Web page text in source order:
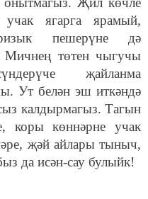
учак ягарга ярамый,
ризык пешерүне дә
Мичнең төтен чыгучы
җайланма
Ут белән эш иткәндә
калдырмагыз. Тагын
коры көннәрне учак
җәй айлары тыныч,
да исән-сау булыйк!